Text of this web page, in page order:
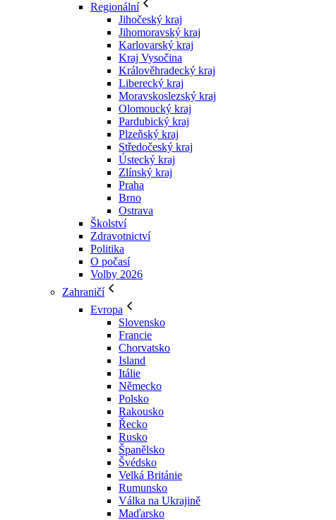
Regionální
Jihočeský kraj
Jihomoravský kraj
Karlovarský kraj
Kraj Vysočina
Králověhradecký kraj
Liberecký kraj
Moravskoslezský kraj
Olomoucký kraj
Pardubický kraj
Plzeňský kraj
Středočeský kraj
Ústecký kraj
Zlínský kraj
Praha
Brno
Ostrava
Školství
Zdravotnictví
Politika
O počasí
Volby 2026
Zahraničí
Evropa
Slovensko
Francie
Chorvatsko
Island
Itálie
Německo
Polsko
Rakousko
Řecko
Rusko
Španělsko
Švédsko
Velká Británie
Rumunsko
Válka na Ukrajině
Maďarsko